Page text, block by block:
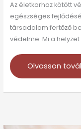
Az életkorhoz kötött
egészséges
társadalom fertőző
védelme. Mi a helyzet
Olvasson